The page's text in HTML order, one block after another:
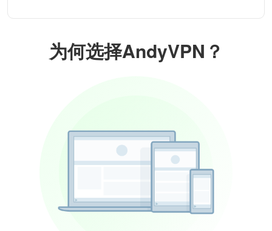
为何选择AndyVPN？